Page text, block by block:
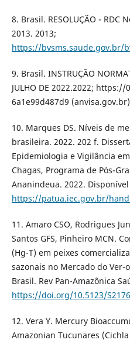
8. Brasil. RESOLUÇÃO - RDC
2013. 2013;
https://bvsms.saude.gov.br/
9. Brasil. INSTRUÇÃO
JULHO DE 2022.2022;
6a1e99d487d9
10. Marques DS. Níveis de
brasileira. 2022. 202 f.
Epidemiologia e Vigilância
Chagas, Programa de Pós-
Ananindeua. 2022.
https://patua.iec.gov.br/
11. Amaro CSO, Rodrigues
Santos GFS, Pinheiro MCN.
(Hg-T) em peixes
sazonais no Mercado do Ver-
Brasil. Rev Pan-Amazônica
https://doi.org/10.5123/
12. Vera Y. Mercury
Amazonian Tucunares